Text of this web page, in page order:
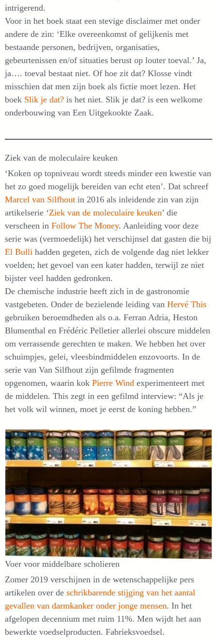
intrigerend.
Voor in het boek staat een stevige disclaimer met onder
andere de zin: ‘Elke overeenkomst of gelijkenis met
bestaande personen, bedrijven, organisaties,
gebeurtenissen en/of situaties berust op louter toeval.’ Ja,
ja…. toeval bestaat niet. Of hoe zit dat? Klosse vindt
misschien dat men zijn boek als fictie moet lezen. Het
boek Slik je dat? is het niet. Slik je dat? is een welkome
onderbouwing van Een Uitgekookte Zaak.
Ziek van de moleculaire keuken
‘Koken op topniveau wordt steeds minder een kwestie van
het zo goed mogelijk bereiden van echt eten’. Dat schreef
Marcel van Silfhout in 2016 als inleidende zin van zijn
artikelserie ‘Ziek van de moleculaire keuken’ die
verscheen in Follow The Money. Aanleiding voor deze
serie was (vermoedelijk) het verschijnsel dat gasten die bij
El Bulli hadden gegeten, zich de volgende dag niet lekker
voelden; het gevoel van een kater hadden, terwijl ze niet
bijster veel hadden gedronken.
De chemische industrie heeft zich in de gastronomie
vastgebeten. Onder de bezielende leiding van Hervé This
gebruiken beroemdheden als o.a. Ferran Adria, Heston
Blumenthal en Frédéric Pelletier allerlei obscure middelen
om verrassende gerechten te maken. We hebben het over
schuimpjes, gelei, vleesbindmiddelen enzovoorts. In de
serie van Van Silfhout zijn gefilmde fragmenten
opgenomen, waarin kok Pierre Wind experimenteert met
de middelen. This zegt in een gefilmd interview: “Als je
het volk wil winnen, moet je eerst de koning hebben.”
Voer voor middelbare scholieren
Zomer 2019 verschijnen in de wetenschappelijke pers
artikelen over de schrikbarende stijging van het aantal
gevallen van darmkanker onder jonge mensen. In het
afgelopen decennium met ruim 11%. Men wijdt het aan
bewerkte voedselproducten. Fabrieksvoedsel.